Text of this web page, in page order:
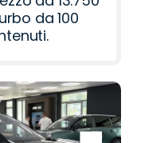
da 100